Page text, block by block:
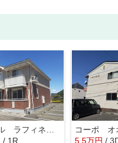
ドミール ラフィネ Ｂ
/ 1R
コーポ オ
5.5万円 /